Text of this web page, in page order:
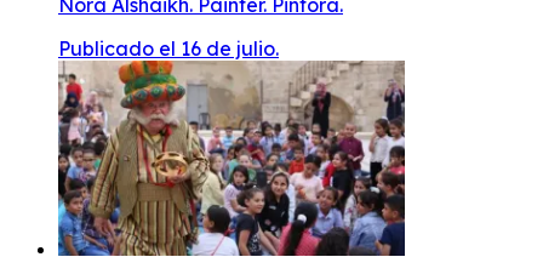
Nora Alshaikh. Painter. Pintora.
Publicado el 16 de julio.